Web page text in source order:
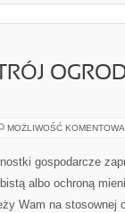
MOŻLIWOŚĆ
gospodarcze
albo ochroną
Wam na stosownej